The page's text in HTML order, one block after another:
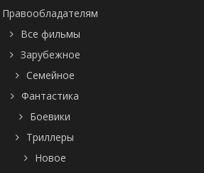
Правообладателям
Все фильмы
Зарубежное
Семейное
Фантастика
Боевики
Триллеры
Новое